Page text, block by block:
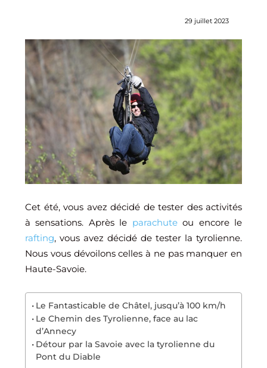
29 juillet 2023
Cet été, vous avez décidé de tester des activités
à sensations. Après le parachuteou encore le
rafting, vous avez décidé de tester la tyrolienne.
Nous vous dévoilons celles à ne pas manquer en
Haute-Savoie.
Le Fantasticable de Châtel, jusqu’à 100 km/h
Le Chemin des Tyrolienne, face au lac
d’Annecy
Détour par la Savoie avec la tyrolienne du
Pont du Diable